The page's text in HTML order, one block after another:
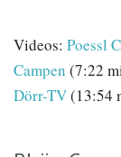
Videos: Poessl
Campen (7:22
Dörr-TV(13:54